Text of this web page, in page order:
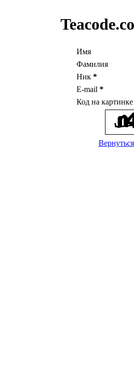
Имя
Фамилия
Ник *
E-mail *
Код на
Вернуться